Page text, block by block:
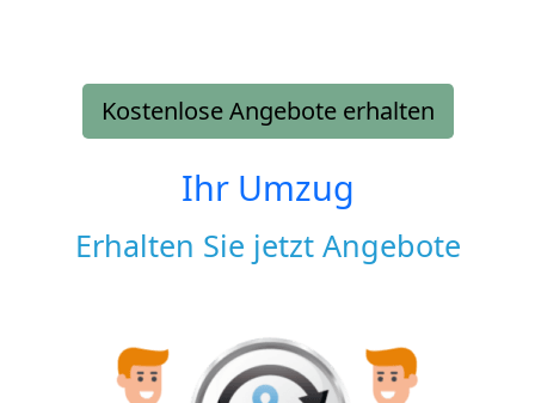
Kostenlose Angebote erhalten
Ihr Umzug
Erhalten Sie jetzt Angebote